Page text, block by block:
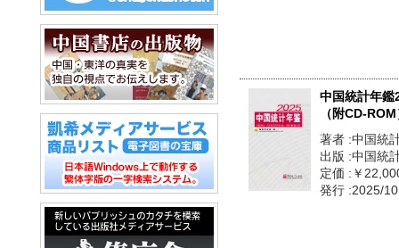
中国統計年鑑
（附CD-
著者 :中国統
出版 :中国統
定価 :￥
発行 :2025/10